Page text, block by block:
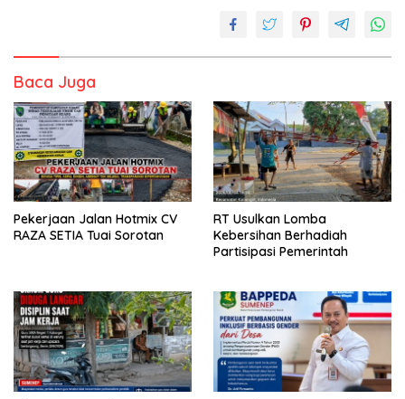
Baca Juga
Pekerjaan Jalan Hotmix CV
RAZA SETIA Tuai Sorotan
RT Usulkan Lomba
Kebersihan Berhadiah
Partisipasi Pemerintah